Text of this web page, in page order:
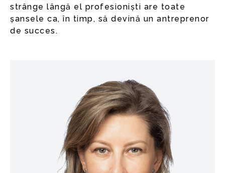
strânge lângă el profesioniști are toate
șansele ca, în timp, să devină un antreprenor
de succes.